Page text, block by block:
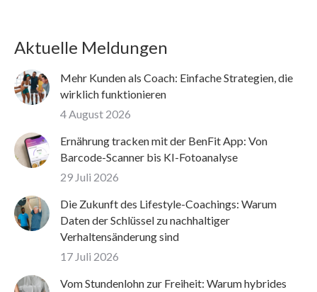
Aktuelle Meldungen
Mehr Kunden als Coach: Einfache Strategien, die
wirklich funktionieren
4 August 2026
Ernährung tracken mit der BenFit App: Von
Barcode-Scanner bis KI-Fotoanalyse
29 Juli 2026
Die Zukunft des Lifestyle-Coachings: Warum
Daten der Schlüssel zu nachhaltiger
Verhaltensänderung sind
17 Juli 2026
Vom Stundenlohn zur Freiheit: Warum hybrides